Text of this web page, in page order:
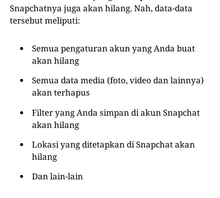
Snapchatnya juga akan hilang. Nah, data-data
tersebut meliputi:
Semua pengaturan akun yang Anda buat
akan hilang
Semua data media (foto, video dan lainnya)
akan terhapus
Filter yang Anda simpan di akun Snapchat
akan hilang
Lokasi yang ditetapkan di Snapchat akan
hilang
Dan lain-lain